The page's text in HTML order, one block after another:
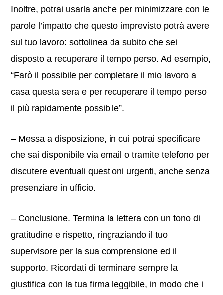
Inoltre, potrai usarla anche per minimizzare con le
parole l’impatto che questo imprevisto potrà avere
sul tuo lavoro: sottolinea da subito che sei
disposto a recuperare il tempo perso. Ad esempio,
“Farò il possibile per completare il mio lavoro a
casa questa sera e per recuperare il tempo perso
il più rapidamente possibile”.
– Messa a disposizione, in cui potrai specificare
che sai disponibile via email o tramite telefono per
discutere eventuali questioni urgenti, anche senza
presenziare in ufficio.
– Conclusione. Termina la lettera con un tono di
gratitudine e rispetto, ringraziando il tuo
supervisore per la sua comprensione ed il
supporto. Ricordati di terminare sempre la
giustifica con la tua firma leggibile, in modo che i